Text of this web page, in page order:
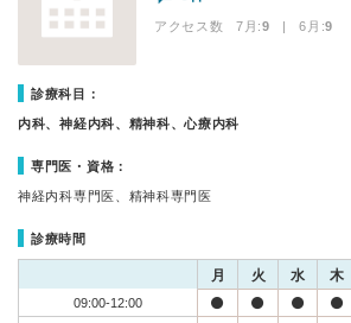
アクセス数 7月:9 | 6月:9
診療科目：
内科、神経内科、精神科、心療内科
専門医・資格：
神経内科専門医、精神科専門医
診療時間
月 火 水 木
09:00-12:00